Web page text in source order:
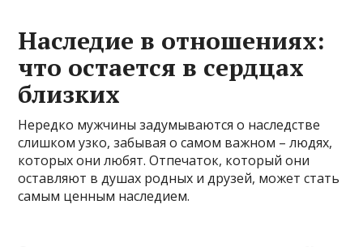
Наследие в отношениях:
что остается в сердцах
близких
Нередко мужчины задумываются о наследстве
слишком узко, забывая о самом важном – людях,
которых они любят. Отпечаток, который они
оставляют в душах родных и друзей, может стать
самым ценным наследием.